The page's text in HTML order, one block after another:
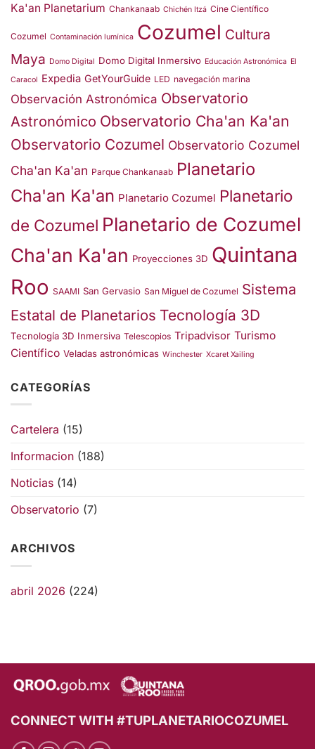
Ka'an Planetarium Chankanaab Chichén Itzá Cine Científico
Cozumel Contaminación lumínica Cozumel Cultura
Maya Domo Digital Domo Digital Inmersivo Educación Astronómica El
Caracol Expedia GetYourGuide LED navegación marina
Observación Astronómica Observatorio
Astronómico Observatorio Cha'an Ka'an
Observatorio Cozumel Observatorio Cozumel
Cha'an Ka'an Parque Chankanaab Planetario
Cha'an Ka'an Planetario Cozumel Planetario
de Cozumel Planetario de Cozumel
Cha'an Ka'an Proyecciones 3D Quintana
Roo SAAMI San Gervasio San Miguel de Cozumel Sistema
Estatal de Planetarios Tecnología 3D
Tecnología 3D Inmersiva Telescopios Tripadvisor Turismo
Científico Veladas astronómicas Winchester Xcaret Xailing
CATEGORÍAS
Cartelera (15)
Informacion (188)
Noticias (14)
Observatorio (7)
ARCHIVOS
abril 2026 (224)
CONNECT WITH #TUPLANETARIOCOZUMEL